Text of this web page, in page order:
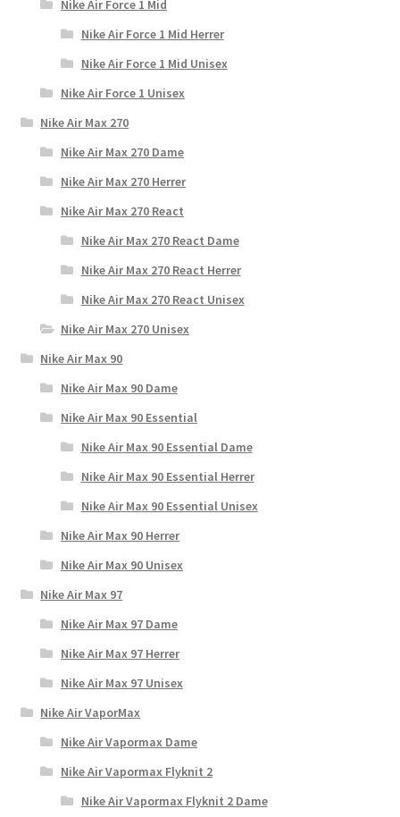
Nike Air Force 1 Mid
Nike Air Force 1 Mid Herrer
Nike Air Force 1 Mid Unisex
Nike Air Force 1 Unisex
Nike Air Max 270
Nike Air Max 270 Dame
Nike Air Max 270 Herrer
Nike Air Max 270 React
Nike Air Max 270 React Dame
Nike Air Max 270 React Herrer
Nike Air Max 270 React Unisex
Nike Air Max 270 Unisex
Nike Air Max 90
Nike Air Max 90 Dame
Nike Air Max 90 Essential
Nike Air Max 90 Essential Dame
Nike Air Max 90 Essential Herrer
Nike Air Max 90 Essential Unisex
Nike Air Max 90 Herrer
Nike Air Max 90 Unisex
Nike Air Max 97
Nike Air Max 97 Dame
Nike Air Max 97 Herrer
Nike Air Max 97 Unisex
Nike Air VaporMax
Nike Air Vapormax Dame
Nike Air Vapormax Flyknit 2
Nike Air Vapormax Flyknit 2 Dame